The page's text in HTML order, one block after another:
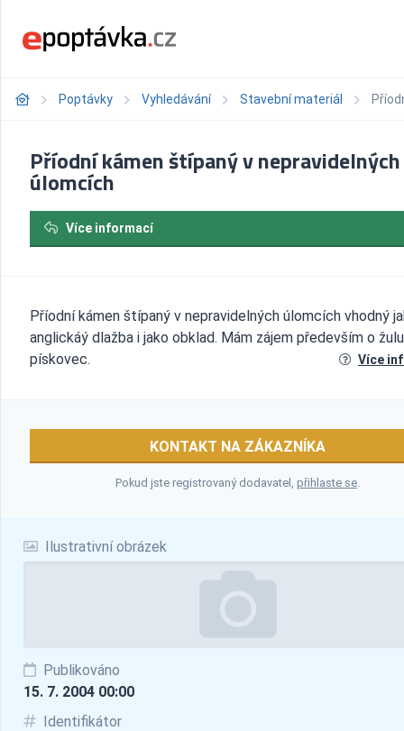
Poptávky Vyhledávání Stavební materiál
Ilustrativní obrázek
Publikováno
15. 7. 2004 00:00
Identifikátor
Příodní kámen štípaný v nepravidelných
úlomcích
Více informací
Příodní kámen štípaný v nepravidelných úlomcích vhodný
anglickáý dlažba i jako obklad. Mám zájem především o
pískovec.
Více
KONTAKT NA ZÁKAZNÍKA
Pokud jste registrovaný dodavatel, přihlaste se.